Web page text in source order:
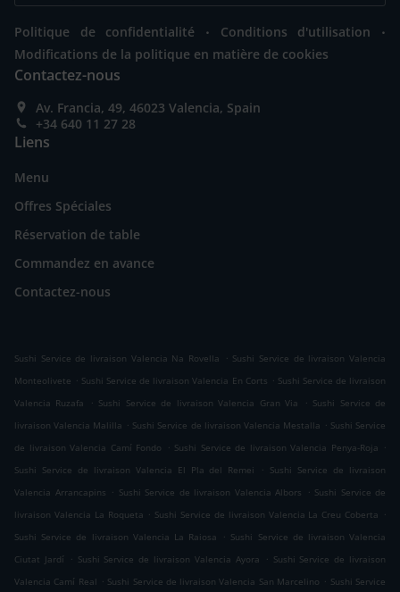
Politique de confidentialité . Conditions d'utilisation .
Modifications de la politique en matière de cookies
Contactez-nous
Av. Francia, 49, 46023 Valencia, Spain
+34 640 11 27 28
Liens
Menu
Offres Spéciales
Réservation de table
Commandez en avance
Contactez-nous
Sushi Service de livraison Valencia Na Rovella . Sushi Service de livraison Valencia
Monteolivete . Sushi Service de livraison Valencia En Corts . Sushi Service de livraison
Valencia Ruzafa
. Sushi Service de livraison Valencia Gran Via . Sushi Service de
livraison Valencia Malilla . Sushi Service de livraison Valencia Mestalla . Sushi Service
de livraison Valencia Camí Fondo
. Sushi Service de livraison Valencia Penya-Roja .
Sushi Service de livraison Valencia El Pla del Remei
. Sushi Service de livraison
Valencia Arrancapins . Sushi Service de livraison Valencia Albors . Sushi Service de
livraison Valencia La Roqueta . Sushi Service de livraison Valencia La Creu Coberta .
Sushi Service de livraison Valencia La Raiosa
. Sushi Service de livraison Valencia
Ciutat Jardí
. Sushi Service de livraison Valencia Ayora . Sushi Service de livraison
Valencia Camí Real . Sushi Service de livraison Valencia San Marcelino . Sushi Service